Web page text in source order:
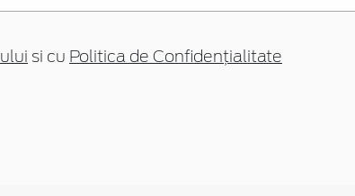
si cu Politica de Confidențialitate